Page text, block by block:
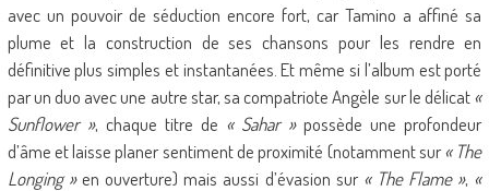
avec un pouvoir de séduction encore fort, car Tamino a affiné sa
plume et la construction de ses chansons pour les rendre en
définitive plus simples et instantanées. Et même si l’album est porté
par un duo avec une autre star, sa compatriote Angèle sur le délicat«
Sunflower », chaque titre de « Sahar »possède une profondeur
d’âme et laisse planer sentiment de proximité (notamment sur« The
Longing »en ouverture) mais aussi d’évasion sur « The Flame », «